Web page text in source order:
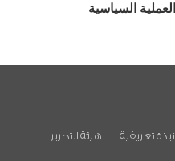
العملية السياسية
نبذة تعريفية هيئة التحرير